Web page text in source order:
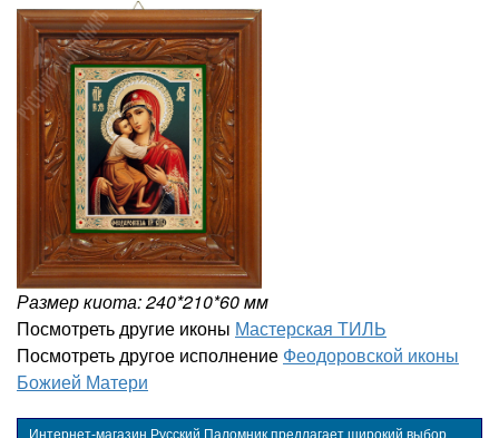
Размер киота: 240*210*60 мм
Посмотреть другие иконы Мастерская ТИЛЬ
Посмотреть другое исполнение Феодоровской иконы
Божией Матери
Интернет-магазин Русский Паломник предлагает широкий выбор